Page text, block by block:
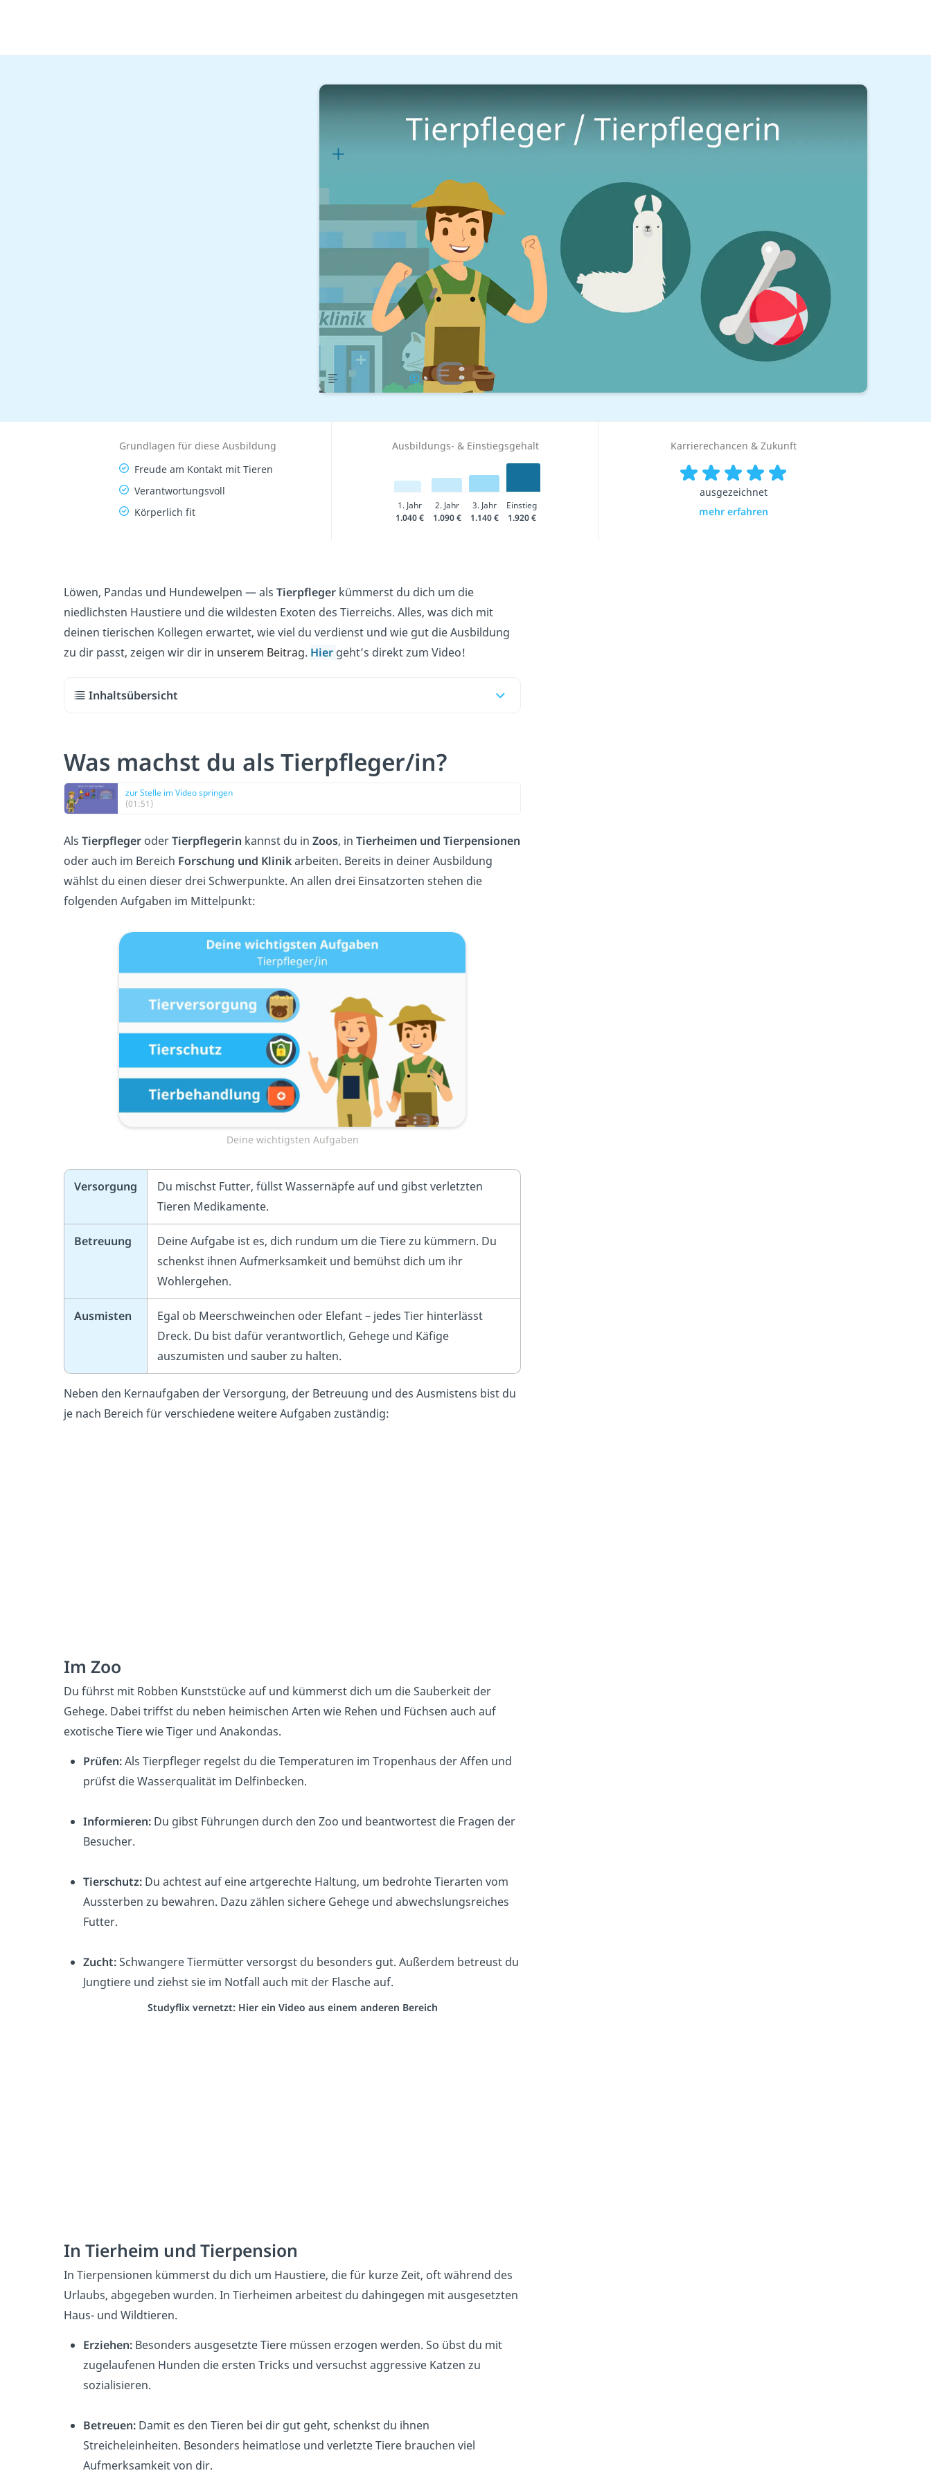
Natur & Tiere
Tierpfleger / Tierpflegerin
Übersicht Gehalt
Grundlagen für diese Ausbildung
Freude am Kontakt mit Tieren
Verantwortungsvoll
Körperlich fit
Ausbildungs- & Einstiegsgehalt
1. Jahr 2. Jahr 3. Jahr
Einstieg
1.040 €
1.090 € 1.140 € 1.920 €
Karrierechancen & Zukunft
ausgezeichnet
mehr erfahren
Löwen, Pandas und Hundewelpen — als Tierpfleger kümmerst du dich um die
niedlichsten Haustiere und die wildesten Exoten des Tierreichs. Alles, was dich mit
deinen tierischen Kollegen erwartet, wie viel du verdienst und wie gut die Ausbildung
zu dir passt, zeigen wir dir in unserem Beitrag. Hier geht’s direkt zum Video!
Inhaltsübersicht
Was machst du als Tierpfleger/in?
zur Stelle im Video springen
(01:51)
Als Tierpfleger oderTierpflegerin kannst du in Zoos, in Tierheimen und Tierpensionen
oder auch im Bereich Forschung und Klinikarbeiten. Bereits in deiner Ausbildung
wählst du einen dieser drei Schwerpunkte. An allen drei Einsatzorten stehen die
folgenden Aufgaben im Mittelpunkt:
Deine wichtigsten Aufgaben
Versorgung
Du mischst Futter, füllst Wassernäpfe auf und gibst verletzten
Tieren Medikamente.
Betreuung
Deine Aufgabe ist es, dich rundum um die Tiere zu kümmern. Du
schenkst ihnen Aufmerksamkeit und bemühst dich um ihr
Wohlergehen.
Ausmisten
Egal ob Meerschweinchen oder Elefant – jedes Tier hinterlässt
Dreck. Du bist dafür verantwortlich, Gehege und Käfige
auszumisten und sauber zu halten.
Neben den Kernaufgaben der Versorgung, der Betreuung und des Ausmistens bist du
je nach Bereich für verschiedene weitere Aufgaben zuständig:
Im Zoo
Du führst mit Robben Kunststücke auf und kümmerst dich um die Sauberkeit der
Gehege. Dabei triffst du neben heimischen Arten wie Rehen und Füchsen auch auf
exotische Tiere wie Tiger und Anakondas.
Prüfen:Als Tierpfleger regelst du die Temperaturen im Tropenhaus der Affen und
prüfst die Wasserqualität im Delfinbecken.
Informieren: Du gibst Führungen durch den Zoo und beantwortest die Fragen der
Besucher.
Tierschutz: Du achtest auf eine artgerechte Haltung, um bedrohte Tierarten vom
Aussterben zu bewahren. Dazu zählen sichere Gehege und abwechslungsreiches
Futter.
Zucht:Schwangere Tiermütter versorgst du besonders gut. Außerdem betreust du
Jungtiere und ziehst sie im Notfall auch mit der Flasche auf.
Studyflix vernetzt: Hier ein Video aus einem anderen Bereich
In Tierheim und Tierpension
In Tierpensionen kümmerst du dich um Haustiere, die für kurze Zeit, oft während des
Urlaubs, abgegeben wurden. In Tierheimen arbeitest du dahingegen mit ausgesetzten
Haus- und Wildtieren.
Erziehen: Besonders ausgesetzte Tiere müssen erzogen werden. So übst du mit
zugelaufenen Hunden die ersten Tricks und versuchst aggressive Katzen zu
sozialisieren.
Betreuen: Damit es den Tieren bei dir gut geht, schenkst du ihnen
Streicheleinheiten. Besonders heimatlose und verletzte Tiere brauchen viel
Aufmerksamkeit von dir.